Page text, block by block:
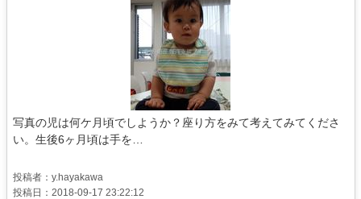
写真の児は何ケ月頃でしようか？座り方をみて考えてみてくださ
い。生後6ヶ月頃は手を…
投稿者：y.hayakawa
投稿日：2018-09-17 23:22:12